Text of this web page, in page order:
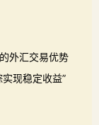
外汇交易优势
现稳定收益”